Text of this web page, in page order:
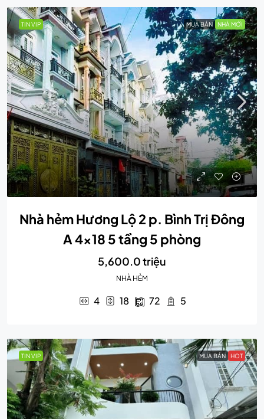
TIN VIP MUA BÁN NHÀ MỚI
Nhà hẻm Hương Lộ 2 p. Bình Trị Đông
A 4×18 5 tầng 5 phòng
5,600.0 triệu
NHÀ HẺM
4 18 72 5
TIN VIP MUA BÁN HOT